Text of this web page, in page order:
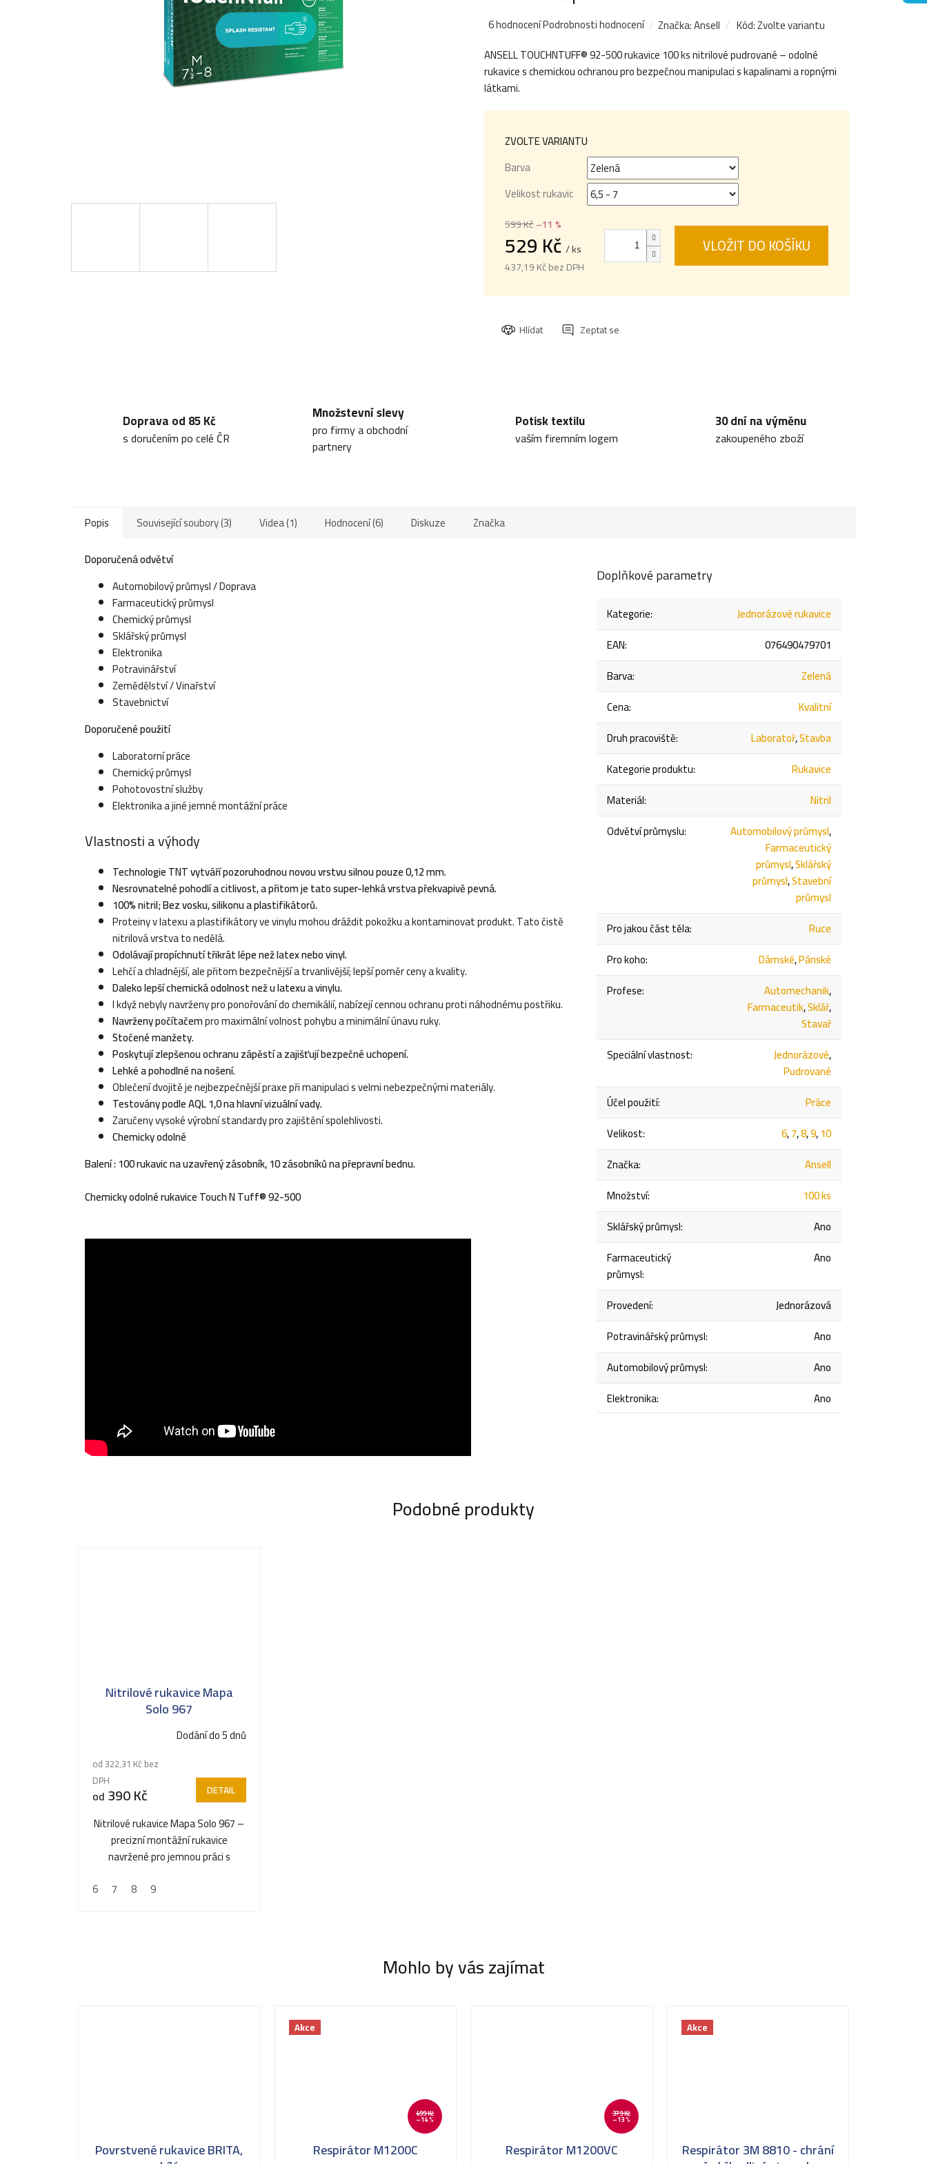
Průměrné
produktu
je
5,0
z
hvězdiček.
6 hodnoceníPodrobnosti hodnocení Značka:Ansell Kód:Zvolte variantu
ANSELL TOUCHNTUFF® 92-500 rukavice 100 ks nitrilové pudrované – odolné
rukavice s chemickou ochranou pro bezpečnou manipulaci s kapalinami a ropnými
látkami.
ZVOLTE VARIANTU
Barva
Velikost rukavic
599 Kč–11 %
529 Kč / ks
437,19 Kč bez DPH
cena:
VLOŽIT DO KOŠÍKU
Zeptat se
Hlídat
Doprava od 85 Kč
s doručením po celé ČR
Množstevní slevy
pro firmy a obchodní
partnery
Potisk textilu
vaším firemním logem
30 dní na výměnu
zakoupeného zboží
Popis Související soubory (3) Videa (1) Hodnocení (6) Diskuze
Značka
Doporučená odvětví
Automobilový průmysl / Doprava
Farmaceutický průmysl
Chemický průmysl
Sklářský průmysl
Elektronika
Potravinářství
Zemědělství / Vinařství
Stavebnictví
Doporučené použití
Laboratorní práce
Chemický průmysl
Pohotovostní služby
Elektronika a jiné jemné montážní práce
Vlastnosti a výhody
Technologie TNT vytváří pozoruhodnou novou vrstvu silnou pouze 0,12 mm.
Nesrovnatelné pohodlí a citlivost, a přitom je tato super-lehká vrstva překvapivě pevná.
100% nitril; Bez vosku, silikonu a plastifikátorů.
Proteiny v latexu a plastifikátory ve vinylu mohou dráždit pokožku a kontaminovat produkt. Tato čistě
nitrilová vrstva to nedělá.
Odolávají propíchnutí třikrát lépe než latex nebo vinyl.
Lehčí a chladnější, ale přitom bezpečnější a trvanlivější; lepší poměr ceny a kvality.
Daleko lepší chemická odolnost než u latexu a vinylu.
I když nebyly navrženy pro ponořování do chemikálií, nabízejí cennou ochranu proti náhodnému postřiku.
Navrženy počítačempro maximální volnost pohybu a minimální únavu ruky.
Stočené manžety.
Poskytují zlepšenou ochranu zápěstí a zajišťují bezpečné uchopení.
Lehké a pohodlné na nošení.
Oblečení dvojitě je nejbezpečnější praxe při manipulaci s velmi nebezpečnými materiály.
Testovány podle AQL 1,0 na hlavní vizuální vady.
Zaručeny vysoké výrobní standardy pro zajištění spolehlivosti.
Chemicky odolné
Balení : 100 rukavic na uzavřený zásobník, 10 zásobníků na přepravní bednu.
Chemicky odolné rukaviceTouch N Tuff® 92-500
Doplňkové parametry
Kategorie:
Jednorázové rukavice
EAN:
076490479701
Barva:
Zelená
Cena:
Kvalitní
Druh pracoviště: Laboratoř,Stavba
Kategorie produktu:
Rukavice
Materiál:
Nitril
Odvětví průmyslu: Automobilový průmysl,
Farmaceutický
průmysl,Sklářský
průmysl,Stavební
průmysl
Pro jakou část těla:
Ruce
Pro koho: Dámské,Pánské
Profese: Automechanik,
Farmaceutik,Sklář,
Stavař
Speciální vlastnost: Jednorázové,
Pudrované
Účel použití:
Práce
Velikost: 6,7,8,9,10
Značka:
Ansell
Množství:
100 ks
Sklářský průmysl:
Ano
Farmaceutický
průmysl:
Ano
Provedení:
Jednorázová
Potravinářský průmysl:
Ano
Automobilový průmysl:
Ano
Elektronika: Ano
Podobné produkty
Nitrilové rukavice Mapa
Solo 967
Dodání do 5 dnů
od 322,31 Kč bez
DPH
od 390 Kč DETAIL
Nitrilové rukavice Mapa Solo 967 –
precizní montážní rukavice
navržené pro jemnou práci s
6 7 8 9
Mohlo by vás zajímat
Povrstvené rukavice BRITA,
Akce
499 Kč
–14 %
Respirátor M1200C
379 Kč
–13 %
Respirátor M1200VC
Akce
Respirátor 3M 8810 - chrání